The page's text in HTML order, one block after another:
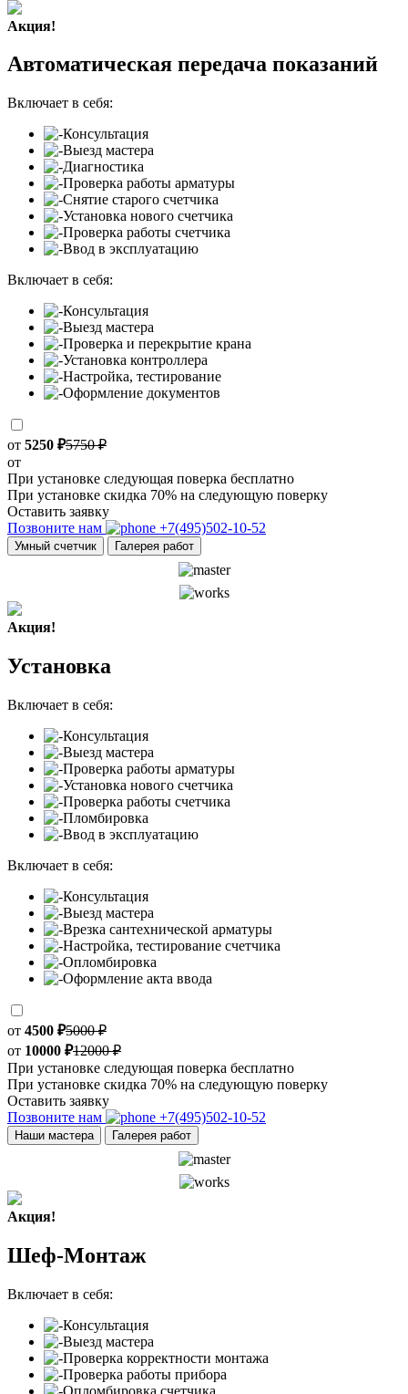
Акция!
Автоматическая передача показаний
Включает в себя:
Консультация
Выезд мастера
Диагностика
Проверка работы арматуры
Снятие старого счетчика
Установка нового счетчика
Проверка работы счетчика
Ввод в эксплуатацию
Включает в себя:
Консультация
Выезд мастера
Проверка и перекрытие крана
Установка контроллера
Настройка, тестирование
Оформление документов
от 5250 ₽5750 ₽
от
При установке следующая поверка бесплатно
При установке скидка 70% на следующую поверку
Оставить заявку
Позвоните нам
+7(495)502-10-52
Умный счетчик Галерея работ
Акция!
Установка
Включает в себя:
Консультация
Выезд мастера
Проверка работы арматуры
Установка нового счетчика
Проверка работы счетчика
Пломбировка
Ввод в эксплуатацию
Включает в себя:
Консультация
Выезд мастера
Врезка сантехнической арматуры
Настройка, тестирование счетчика
Опломбировка
Оформление акта ввода
от 4500 ₽5000 ₽
от 10000 ₽12000 ₽
При установке следующая поверка бесплатно
При установке скидка 70% на следующую поверку
Оставить заявку
Позвоните нам
+7(495)502-10-52
Наши мастера Галерея работ
Акция!
Шеф-Монтаж
Включает в себя:
Консультация
Выезд мастера
Проверка корректности монтажа
Проверка работы прибора
Опломбировка счетчика